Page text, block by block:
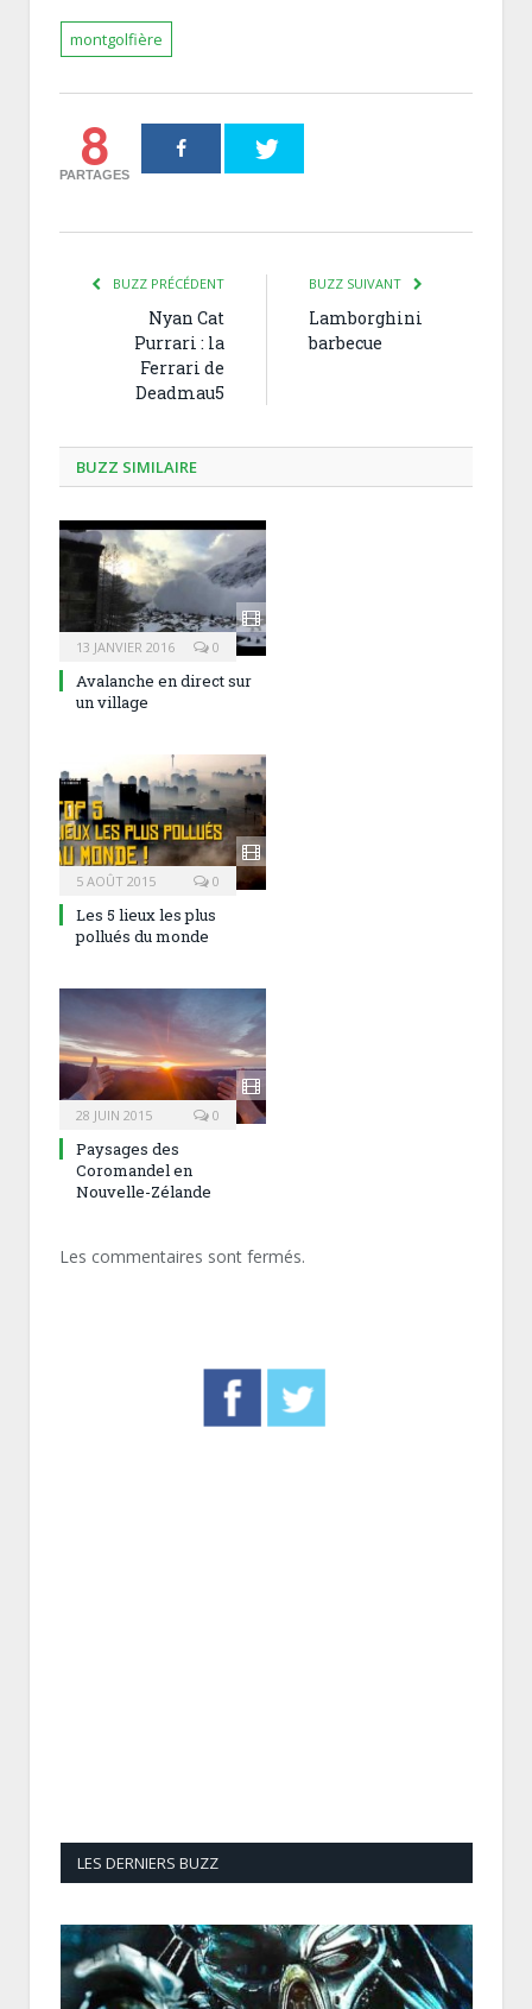
montgolfière
8
PARTAGES
BUZZ PRÉCÉDENT
Nyan Cat
Purrari : la
Ferrari de
Deadmau5
BUZZ SUIVANT
Lamborghini
barbecue
BUZZ SIMILAIRE
13 JANVIER 2016 0
Avalanche en direct sur
un village
5 AOÛT 2015 0
Les 5 lieux les plus
pollués du monde
28 JUIN 2015 0
Paysages des
Coromandel en
Nouvelle-Zélande
Les commentaires sont fermés.
LES DERNIERS BUZZ